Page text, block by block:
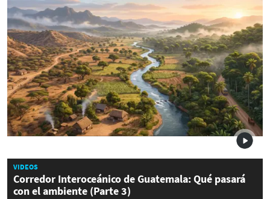
VIDEOS
Corredor Interoceánico de Guatemala: Qué pasará
con el ambiente (Parte 3)